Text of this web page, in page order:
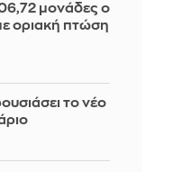
μονάδες ο
οριακή πτώση
το νέο